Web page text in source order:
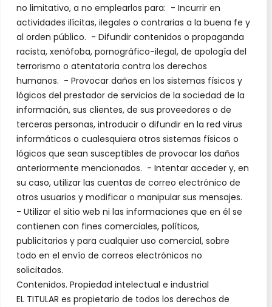
no limitativo, a no emplearlos para: - Incurrir en
actividades ilícitas, ilegales o contrarias a la buena fe y
al orden público. - Difundir contenidos o propaganda
racista, xenófoba, pornográfico-ilegal, de apología del
terrorismo o atentatoria contra los derechos
humanos. - Provocar daños en los sistemas físicos y
lógicos del prestador de servicios de la sociedad de la
información, sus clientes, de sus proveedores o de
terceras personas, introducir o difundir en la red virus
informáticos o cualesquiera otros sistemas físicos o
lógicos que sean susceptibles de provocar los daños
anteriormente mencionados. - Intentar acceder y, en
su caso, utilizar las cuentas de correo electrónico de
otros usuarios y modificar o manipular sus mensajes.
- Utilizar el sitio web ni las informaciones que en él se
contienen con fines comerciales, políticos,
publicitarios y para cualquier uso comercial, sobre
todo en el envío de correos electrónicos no
solicitados.
Contenidos. Propiedad intelectual e industrial
EL TITULAR es propietario de todos los derechos de